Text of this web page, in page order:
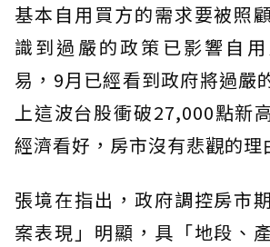
基本自用買方的需求要被照
識到過嚴的政策已影響自
易，9月已經看到政府將過嚴
上這波台股衝破27,000點新
經濟看好，房市沒有悲觀的理
張境在指出，政府調控房市
案表現」明顯，具「地段、